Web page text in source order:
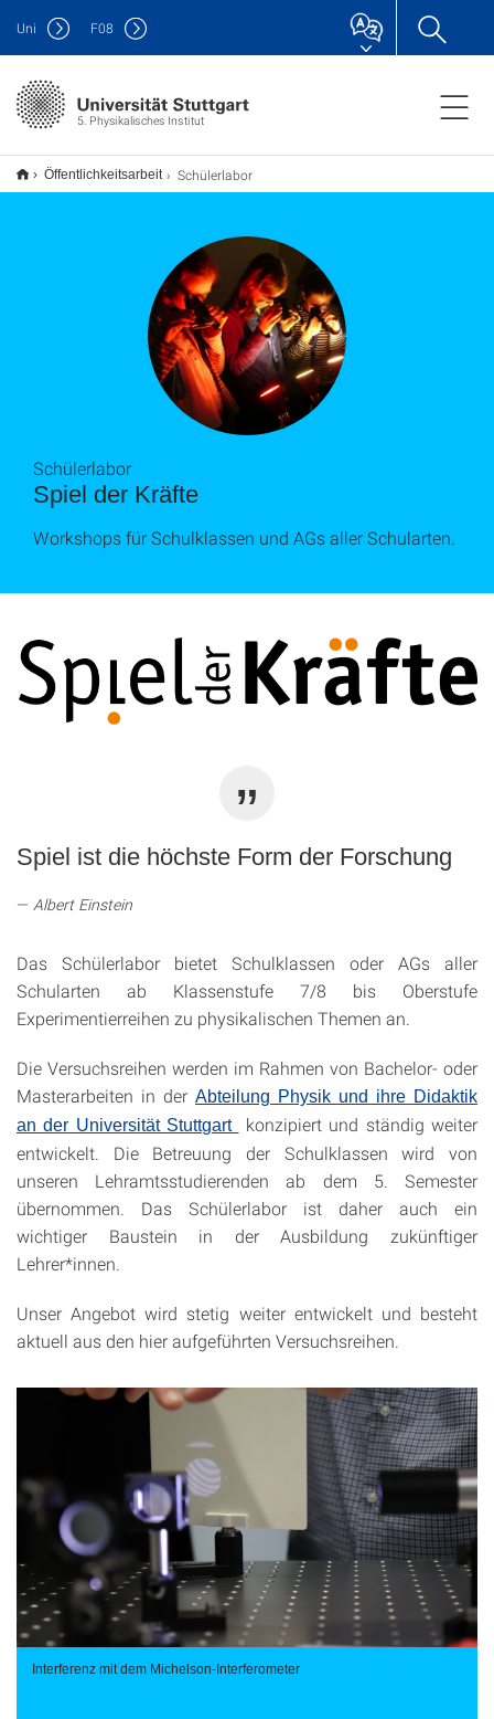
5. Physikalisches Institut
Uni F08
Öffentlichkeitsarbeit Schülerlabor
Spiel der Kräfte
Schülerlabor
Workshops für Schulklassen und AGs aller Schularten.
Spiel ist die höchste Form der Forschung
Albert Einstein
Das Schülerlabor bietet Schulklassen oder AGs aller
Schularten ab Klassenstufe 7/8 bis Oberstufe
Experimentierreihen zu physikalischen Themen an.
Die Versuchsreihen werden im Rahmen von Bachelor- oder
Masterarbeiten in der Abteilung Physik und ihre Didaktik
an der Universität Stuttgart
konzipiert und ständig weiter
entwickelt. Die Betreuung der Schulklassen wird von
unseren Lehramtsstudierenden ab dem 5. Semester
übernommen. Das Schülerlabor ist daher auch ein
wichtiger Baustein in der Ausbildung zukünftiger
Lehrer*innen.
Unser Angebot wird stetig weiter entwickelt und besteht
aktuell aus den hier aufgeführten Versuchsreihen.
Interferenz mit dem Michelson-Interferometer